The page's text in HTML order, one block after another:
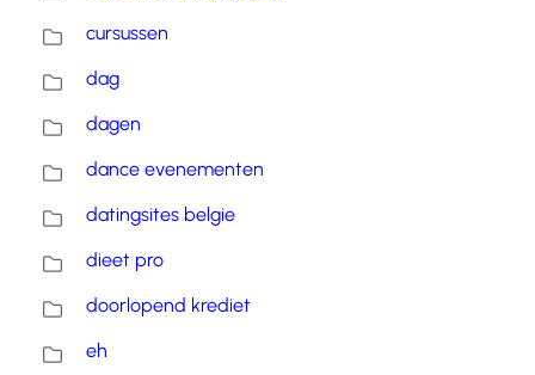
cursussen
dag
dagen
dance evenementen
datingsites belgie
dieet pro
doorlopend krediet
eh